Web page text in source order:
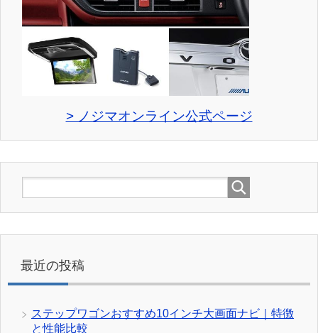
> ノジマオンライン公式ページ
最近の投稿
ステップワゴンおすすめ10インチ大画面ナビ｜特徴
と性能比較